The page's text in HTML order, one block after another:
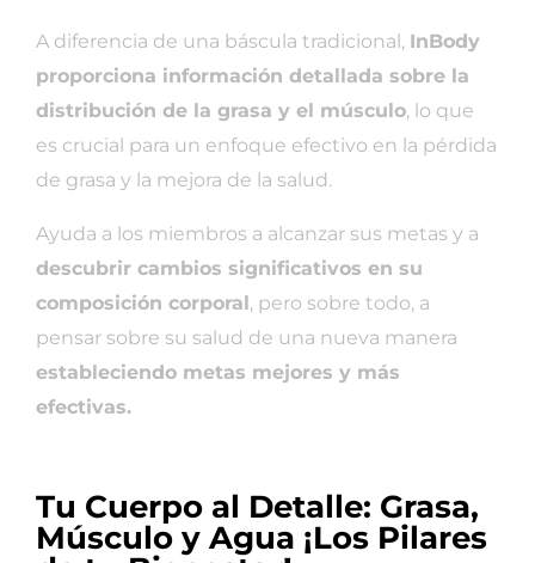
A diferencia de una báscula tradicional, InBody
proporciona información detallada sobre la
distribución de la grasa y el músculo, lo que
es crucial para un enfoque efectivo en la pérdida
de grasa y la mejora de la salud.
Ayuda a los miembros a alcanzar sus metas y a
descubrir cambios significativos en su
composición corporal, pero sobre todo, a
pensar sobre su salud de una nueva manera
estableciendo metas mejores y más
efectivas.
Tu Cuerpo al Detalle: Grasa,
Músculo y Agua ¡Los Pilares